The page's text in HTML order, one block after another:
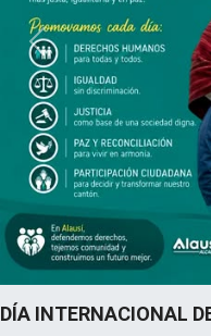
Previous
DÍA INTERNACIONAL